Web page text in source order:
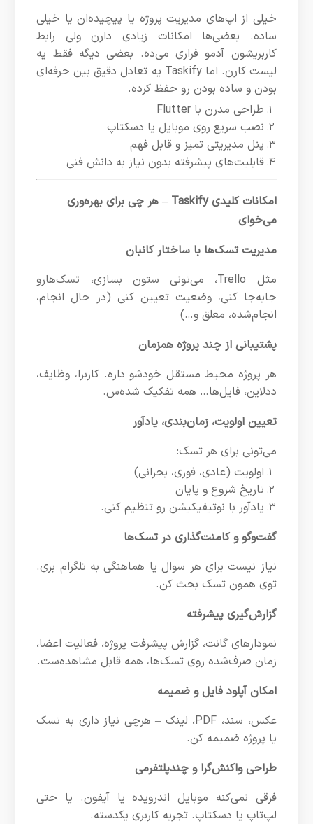
خیلی از اپ‌های مدیریت پروژه یا پیچیده‌ان یا خیلی
ساده. بعضی‌ها امکانات زیادی دارن ولی رابط
کاربریشون آدمو فراری می‌ده. بعضی دیگه فقط یه
لیست کارن. اما Taskify یه تعادل دقیق بین حرفه‌ای
بودن و ساده بودن رو حفظ کرده.
طراحی مدرن با Flutter
نصب سریع روی موبایل یا دسکتاپ
پنل مدیریتی تمیز و قابل فهم
قابلیت‌های پیشرفته بدون نیاز به دانش فنی
امکانات کلیدی Taskify – هر چی برای بهره‌وری
می‌خوای
مدیریت تسک‌ها با ساختار کانبان
مثل Trello، می‌تونی ستون بسازی، تسک‌هارو
جا‌به‌جا کنی، وضعیت تعیین کنی (در حال انجام،
انجام‌شده، معلق و…)
پشتیبانی از چند پروژه همزمان
هر پروژه محیط مستقل خودشو داره. کاربرا، وظایف،
ددلاین، فایل‌ها… همه تفکیک شده‌س.
تعیین اولویت، زمان‌بندی، یادآور
می‌تونی برای هر تسک:
اولویت (عادی، فوری، بحرانی)
تاریخ شروع و پایان
یادآور با نوتیفیکیشن رو تنظیم کنی.
گفت‌وگو و کامنت‌گذاری در تسک‌ها
نیاز نیست برای هر سوال یا هماهنگی به تلگرام بری.
توی همون تسک بحث کن.
گزارش‌گیری پیشرفته
نمودارهای گانت، گزارش پیشرفت پروژه، فعالیت اعضا،
زمان صرف‌شده روی تسک‌ها، همه قابل مشاهده‌ست.
امکان آپلود فایل و ضمیمه
عکس، سند، PDF، لینک – هرچی نیاز داری به تسک
یا پروژه ضمیمه کن.
طراحی واکنش‌گرا و چندپلتفرمی
فرقی نمی‌کنه موبایل اندرویده یا آیفون. یا حتی
لپ‌تاپ یا دسکتاپ. تجربه کاربری یکدسته.